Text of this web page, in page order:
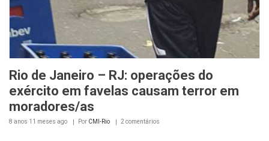
Rio de Janeiro – RJ: operações do
exército em favelas causam terror em
moradores/as
8 anos 11 meses ago Por CMI-Rio 2 comentários